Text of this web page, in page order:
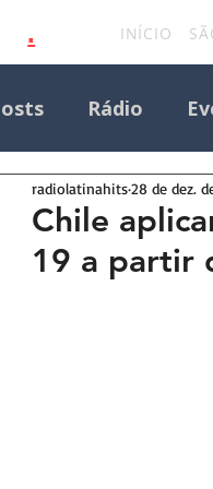
INÍCIO
.
Rádio
Outras Regiões
Principal Site
Chile
19 a partir
radiolatinahits28 de dez.